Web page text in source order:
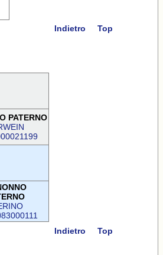
Indietro
Top
PATERNO
Indietro
Top